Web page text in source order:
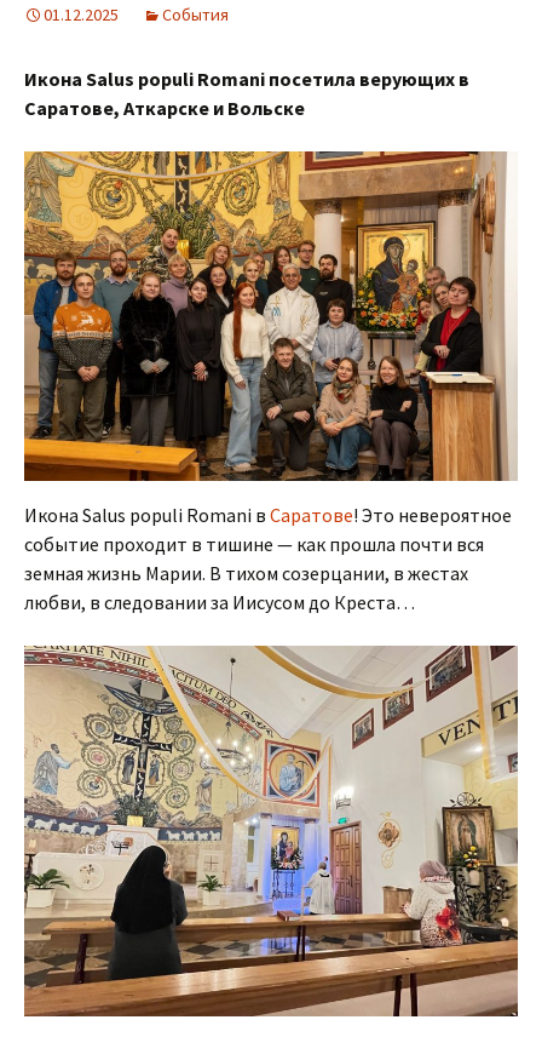
01.12.2025 События
Икона Salus populi Romani посетила верующих в
Саратове, Аткарске и Вольске
Икона Salus populi Romani в Саратове! Это невероятное
событие проходит в тишине — как прошла почти вся
земная жизнь Марии. В тихом созерцании, в жестах
любви, в следовании за Иисусом до Креста…